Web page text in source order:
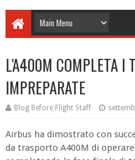
L'A400M COMPLETA I
IMPREPARATE
Blog Before Flight Staff
Airbus ha dimostrato con
da trasporto A400M di